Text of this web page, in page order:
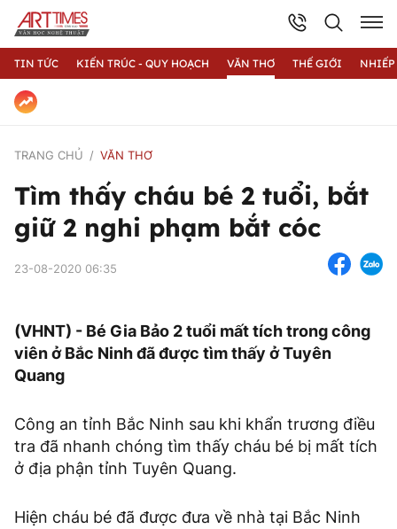
TIN TỨC KIẾN TRÚC - QUY HOẠCH VĂN THƠ THẾ GIỚI
TRANG CHỦ VĂN THƠ
Tìm thấy cháu bé 2 tuổi, bắt
giữ 2 nghi phạm bắt cóc
23-08-2020 06:35
(VHNT) - Bé Gia Bảo 2 tuổi mất tích trong công
viên ở Bắc Ninh đã được tìm thấy ở Tuyên
Quang
Công an tỉnh Bắc Ninh sau khi khẩn trương điều
tra đã nhanh chóng tìm thấy cháu bé bị mất tích
ở địa phận tỉnh Tuyên Quang.
Hiện cháu bé đã được đưa về nhà tại Bắc Ninh